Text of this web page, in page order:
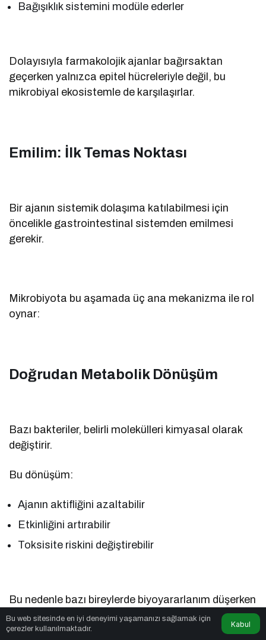
Bağışıklık sistemini modüle ederler
Dolayısıyla farmakolojik ajanlar bağırsaktan
geçerken yalnızca epitel hücreleriyle değil, bu
mikrobiyal ekosistemle de karşılaşırlar.
Emilim: İlk Temas Noktası
Bir ajanın sistemik dolaşıma katılabilmesi için
öncelikle gastrointestinal sistemden emilmesi
gerekir.
Mikrobiyota bu aşamada üç ana mekanizma ile rol
oynar:
Doğrudan Metabolik Dönüşüm
Bazı bakteriler, belirli molekülleri kimyasal olarak
değiştirir.
Bu dönüşüm:
Ajanın aktifliğini azaltabilir
Etkinliğini artırabilir
Toksisite riskini değiştirebilir
Bu nedenle bazı bireylerde biyoyararlanım düşerken
bazılarında artabilir.
Bu web sitesinde en iyi deneyimi yaşamanızı sağlamak için
çerezler kullanılmaktadır.
Kabul